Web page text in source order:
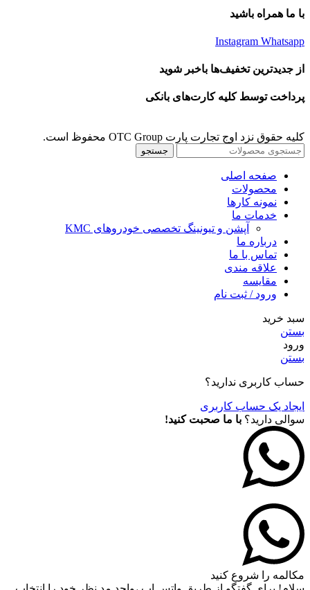
با ما همراه باشید
Instagram Whatsapp
از جدیدترین تخفیف‌ها باخبر شوید
پرداخت توسط کلیه کارت‌های بانکی
کلیه حقوق نزد اوج تجارت پارت OTC Group محفوظ است.
جستجو
صفحه اصلی
محصولات
نمونه کارها
خدمات ما
آپشن و تیونینگ تخصصی خودروهای KMC
درباره ما
تماس با ما
علاقه مندی
مقايسه
ورود / ثبت نام
سبد خرید
بستن
ورود
بستن
حساب کاربری ندارید؟
ایجاد یک حساب کاربری
سوالی دارید؟ با ما صحبت کنید!
مکالمه را شروع کنید